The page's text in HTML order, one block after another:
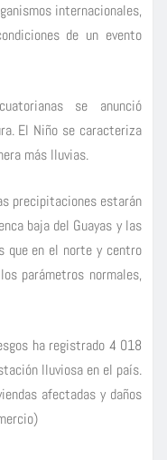
internacionales,
de un evento
se anunció
El Niño se caracteriza
más lluvias.
precipitaciones estarán
baja del Guayas y las
que en el norte y centro
parámetros normales,
ha registrado 4 018
lluviosa en el país.
afectadas y daños